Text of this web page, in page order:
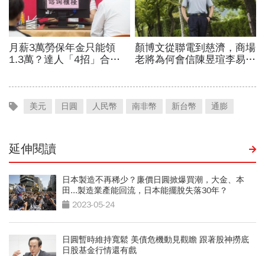
美元 日圓 人民幣 南非幣 新台幣 通膨
延伸閱讀
日本製造不再稀少？廉價日圓掀爆買潮，大金、本
田...製造業產能回流，日本能擺脫失落30年？
2023-05-24
日圓暫時維持寬鬆 美債危機動見觀瞻 跟著股神撈底
日股基金行情還有戲